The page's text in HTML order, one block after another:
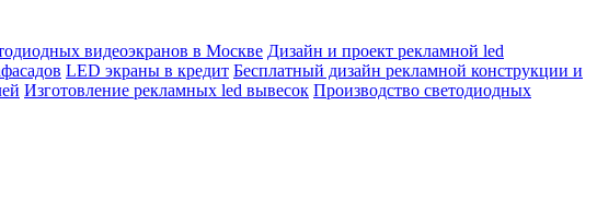
видеоэкранов в Москве Дизайн и проект рекламной led
LED экраны в кредит Бесплатный дизайн рекламной конструкции и
Изготовление рекламных led вывесок Производство светодиодных